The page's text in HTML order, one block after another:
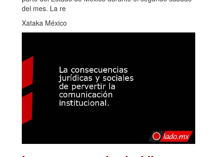
del mes. La re
Xataka México